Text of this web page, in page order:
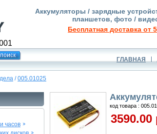
Аккумуляторы / зарядные
планшетов, фото /
Бесплатная доставка от
ГЛАВНАЯ
/005.01025
часов
код товара :
3590.00